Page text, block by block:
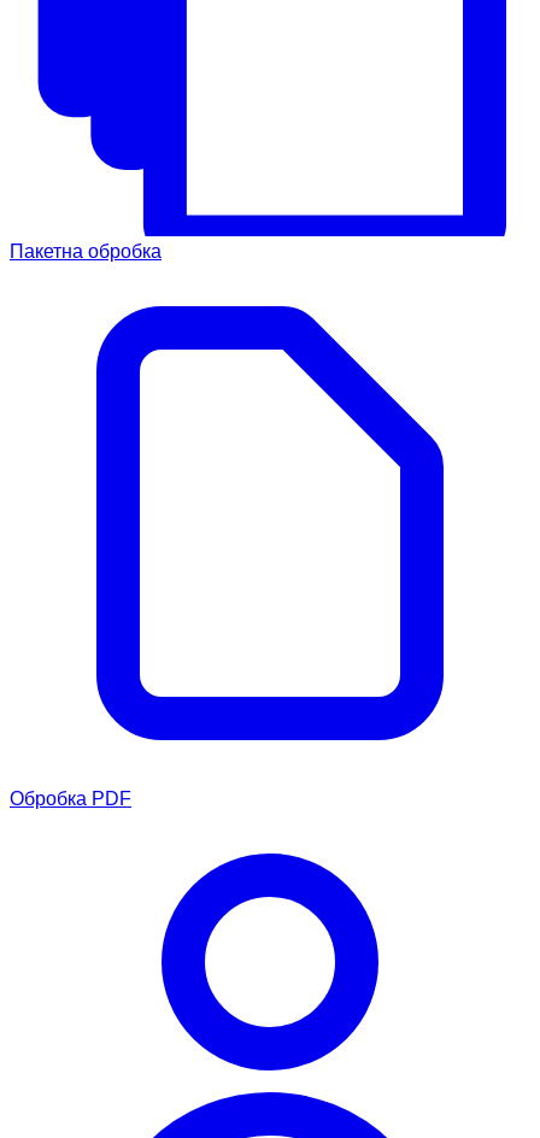
Пакетна обробка
Обробка PDF